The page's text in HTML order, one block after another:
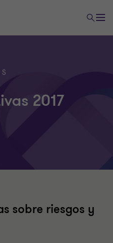
2017
sobre riesgos y